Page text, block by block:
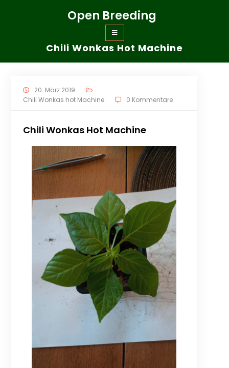
Open Breeding
Chili Wonkas Hot Machine
20. März 2019
Chili Wonkas hot Machine
0 Kommentare
Chili Wonkas Hot Machine